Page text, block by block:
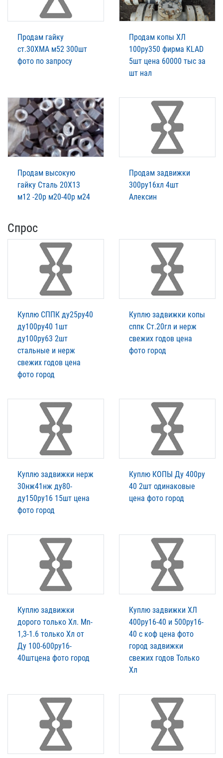
Продам гайку
ст.30ХМА м52 300шт
фото по запросу
Продам копы ХЛ
100ру350 фирма KLAD
5шт цена 60000 тыс за
шт нал
Продам высокую
гайку Сталь 20Х13
м12 -20р м20-40р м24
Продам задвижки
300ру16хл 4шт
Алексин
Спрос
Куплю СППК ду25ру40
ду100ру40 1шт
ду100ру63 2шт
стальные и нерж
свежих годов цена
фото город
Куплю задвижки копы
сппк Ст.20гл и нерж
свежих годов цена
фото город
Куплю задвижки нерж
30нж41нж ду80-
ду150ру16 15шт цена
фото город
Куплю КОПЫ Ду 400ру
40 2шт одинаковые
цена фото город
Куплю задвижки
дорого только Хл. Mn-
1,3-1.6 только Хл от
Ду 100-600ру16-
40штцена фото город
Куплю задвижки ХЛ
400ру16-40 и 500ру16-
40 с коф цена фото
город задвижки
свежих годов Только
Хл